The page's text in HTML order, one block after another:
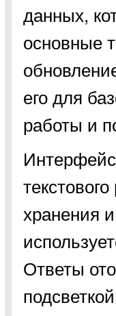
данных,
основные
его для
работы и
хранения
Ответы